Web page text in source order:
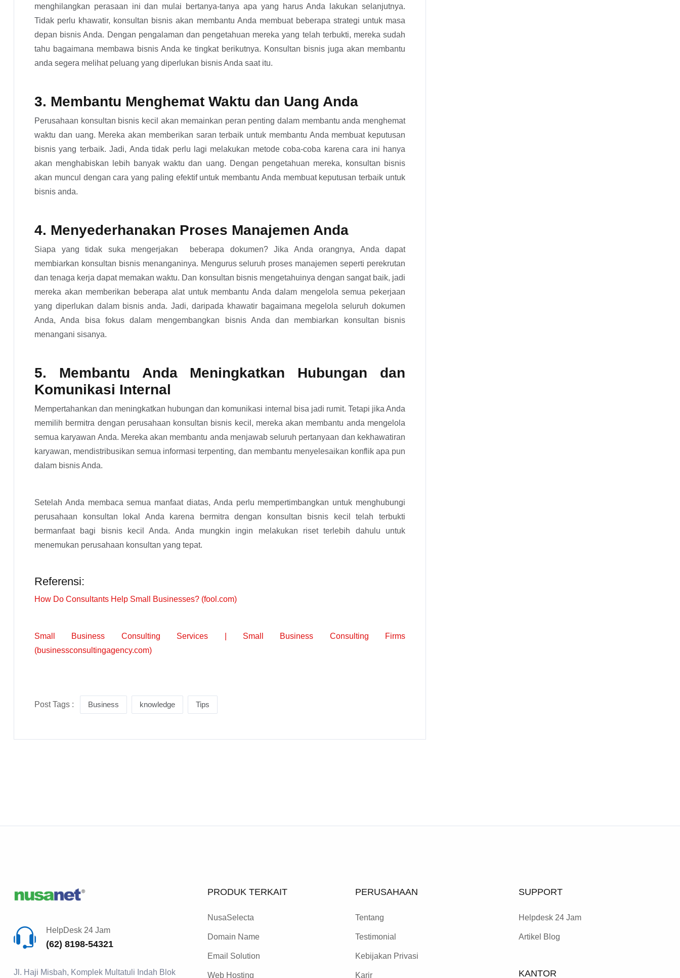
menghilangkan perasaan ini dan mulai bertanya-tanya apa yang harus Anda lakukan selanjutnya.
Tidak perlu khawatir, konsultan bisnis akan membantu Anda membuat beberapa strategi untuk masa
depan bisnis Anda. Dengan pengalaman dan pengetahuan mereka yang telah terbukti, mereka sudah
tahu bagaimana membawa bisnis Anda ke tingkat berikutnya. Konsultan bisnis juga akan membantu
anda segera melihat peluang yang diperlukan bisnis Anda saat itu.
3. Membantu Menghemat Waktu dan Uang Anda
Perusahaan konsultan bisnis kecil akan memainkan peran penting dalam membantu anda menghemat
waktu dan uang. Mereka akan memberikan saran terbaik untuk membantu Anda membuat keputusan
bisnis yang terbaik. Jadi, Anda tidak perlu lagi melakukan metode coba-coba karena cara ini hanya
akan menghabiskan lebih banyak waktu dan uang. Dengan pengetahuan mereka, konsultan bisnis
akan muncul dengan cara yang paling efektif untuk membantu Anda membuat keputusan terbaik untuk
bisnis anda.
4. Menyederhanakan Proses Manajemen Anda
Siapa yang tidak suka mengerjakan beberapa dokumen? Jika Anda orangnya, Anda dapat
membiarkan konsultan bisnis menanganinya. Mengurus seluruh proses manajemen seperti perekrutan
dan tenaga kerja dapat memakan waktu. Dan konsultan bisnis mengetahuinya dengan sangat baik, jadi
mereka akan memberikan beberapa alat untuk membantu Anda dalam mengelola semua pekerjaan
yang diperlukan dalam bisnis anda. Jadi, daripada khawatir bagaimana megelola seluruh dokumen
Anda, Anda bisa fokus dalam mengembangkan bisnis Anda dan membiarkan konsultan bisnis
menangani sisanya.
5. Membantu Anda Meningkatkan Hubungan dan
Komunikasi Internal
Mempertahankan dan meningkatkan hubungan dan komunikasi internal bisa jadi rumit. Tetapi jika Anda
memilih bermitra dengan perusahaan konsultan bisnis kecil, mereka akan membantu anda mengelola
semua karyawan Anda. Mereka akan membantu anda menjawab seluruh pertanyaan dan kekhawatiran
karyawan, mendistribusikan semua informasi terpenting, dan membantu menyelesaikan konflik apa pun
dalam bisnis Anda.
Setelah Anda membaca semua manfaat diatas, Anda perlu mempertimbangkan untuk menghubungi
perusahaan konsultan lokal Anda karena bermitra dengan konsultan bisnis kecil telah terbukti
bermanfaat bagi bisnis kecil Anda. Anda mungkin ingin melakukan riset terlebih dahulu untuk
menemukan perusahaan konsultan yang tepat.
Referensi:
How Do Consultants Help Small Businesses? (fool.com)
Small Business Consulting Services | Small Business Consulting Firms
(businessconsultingagency.com)
Post Tags : Business knowledge Tips
HelpDesk 24 Jam
(62) 8198-54321
Jl. Haji Misbah, Komplek Multatuli Indah Blok
PRODUK TERKAIT
NusaSelecta
Domain Name
Email Solution
Web Hosting
PERUSAHAAN
Tentang
Testimonial
Kebijakan Privasi
Karir
SUPPORT
Helpdesk 24 Jam
Artikel Blog
KANTOR